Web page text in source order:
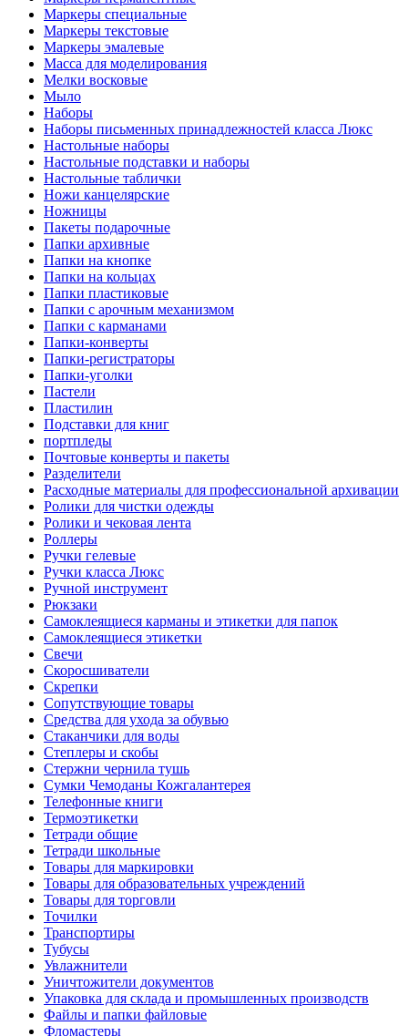
Маркеры специальные
Маркеры текстовые
Маркеры эмалевые
Масса для моделирования
Мелки восковые
Мыло
Наборы
Наборы письменных принадлежностей класса Люкс
Настольные наборы
Настольные подставки и наборы
Настольные таблички
Ножи канцелярские
Ножницы
Пакеты подарочные
Папки архивные
Папки на кнопке
Папки на кольцах
Папки пластиковые
Папки с арочным механизмом
Папки с карманами
Папки-конверты
Папки-регистраторы
Папки-уголки
Пастели
Пластилин
Подставки для книг
портпледы
Почтовые конверты и пакеты
Разделители
Расходные материалы для профессиональной архивации
Ролики для чистки одежды
Ролики и чековая лента
Роллеры
Ручки гелевые
Ручки класса Люкс
Ручной инструмент
Рюкзаки
Самоклеящиеся карманы и этикетки для папок
Самоклеящиеся этикетки
Свечи
Скоросшиватели
Скрепки
Сопутствующие товары
Средства для ухода за обувью
Стаканчики для воды
Степлеры и скобы
Стержни чернила тушь
Сумки Чемоданы Кожгалантерея
Телефонные книги
Термоэтикетки
Тетради общие
Тетради школьные
Товары для маркировки
Товары для образовательных учреждений
Товары для торговли
Точилки
Транспортиры
Тубусы
Увлажнители
Уничтожители документов
Упаковка для склада и промышленных производств
Файлы и папки файловые
Фломастеры